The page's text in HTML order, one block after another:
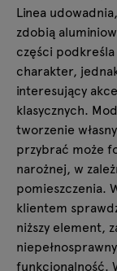
Linea
zdobią
części
charakter,
interesujący
klasycznych.
tworzenie
przybrać może
narożnej, w
pomieszczenia.
klientem
niższy element,
funkcjonalność.